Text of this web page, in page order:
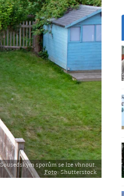
Sousedským sporům se lze vhnout.
Foto: Shutterstock